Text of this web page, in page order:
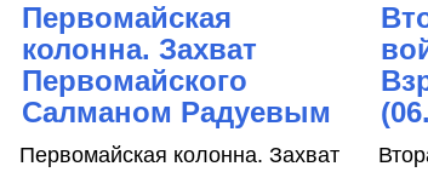
Первомайская
колонна. Захват
Первомайского
Салманом Радуевым
Первомайская колонна. Захват